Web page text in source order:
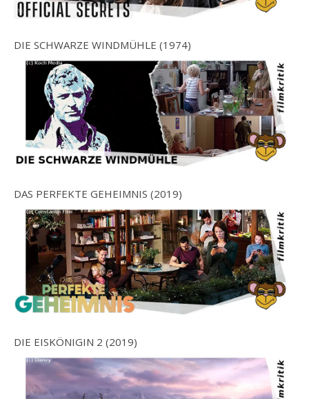
DIE SCHWARZE WINDMÜHLE (1974)
DAS PERFEKTE GEHEIMNIS (2019)
DIE EISKÖNIGIN 2 (2019)